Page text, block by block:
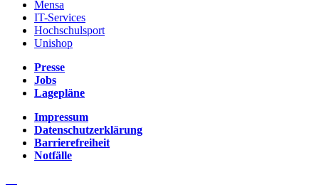
Mensa
IT-Services
Hochschulsport
Unishop
Presse
Jobs
Lagepläne
Impressum
Datenschutzerklärung
Barrierefreiheit
Notfälle